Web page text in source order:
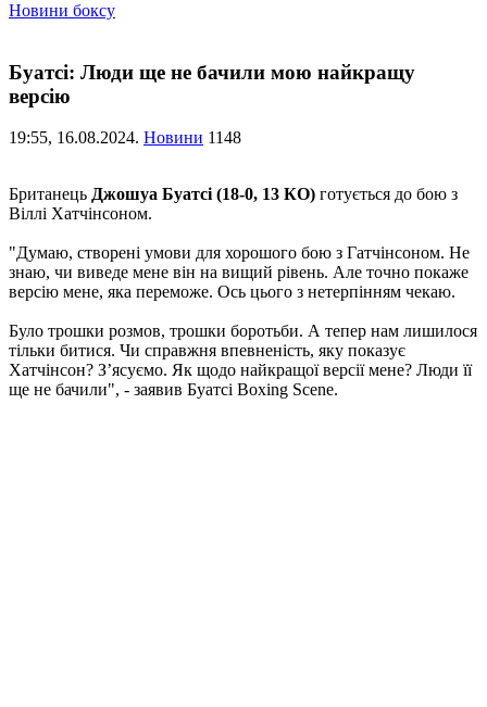
Новини боксу
Буатсі: Люди ще не бачили мою найкращу
версію
19:55, 16.08.2024. Новини 1148
Британець Джошуа Буатсі (18-0, 13 КО) готується до бою з
Віллі Хатчінсоном.
"Думаю, створені умови для хорошого бою з Гатчінсоном. Не
знаю, чи виведе мене він на вищий рівень. Але точно покаже
версію мене, яка переможе. Ось цього з нетерпінням чекаю.
Було трошки розмов, трошки боротьби. А тепер нам лишилося
тільки битися. Чи справжня впевненість, яку показує
Хатчінсон? Зʼясуємо. Як щодо найкращої версії мене? Люди її
ще не бачили", - заявив Буатсі Boxing Scene.